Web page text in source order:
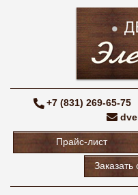
+7 (831) 269-65-75
Прайс-лист
Заказать